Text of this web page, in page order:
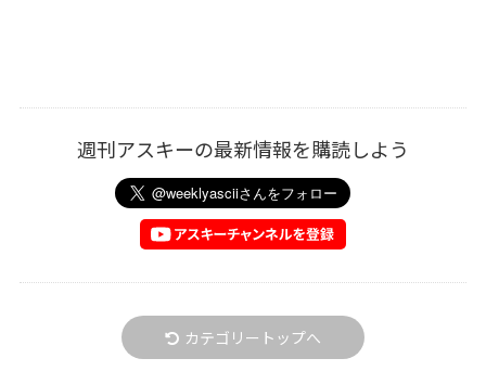
週刊アスキーの最新情報を購読しよう
カテゴリートップへ